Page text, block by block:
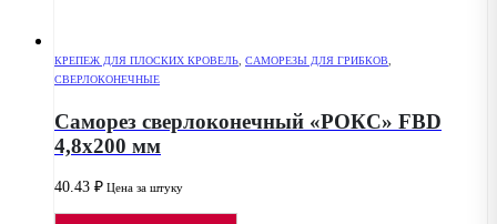
КРЕПЕЖ ДЛЯ ПЛОСКИХ КРОВЕЛЬ САМОРЕЗЫ ДЛЯ ГРИБКОВ
СВЕРЛОКОНЕЧНЫЕ
Саморез сверлоконечный «РОКС» FBD
4,8х200 мм
40.43 ₽ Цена за штуку